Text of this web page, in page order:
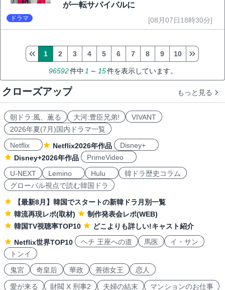
が一転サバイバルに
ドラマ [08月07日18時30分]
96592件中 1 ～ 15件を表示しています。
1 2 3 4 5 6 7 8 9 10
クローズアップ もっと見る
朝ドラ:風、薫る 大河:豊臣兄弟!
VIVANT
2026年夏(7月)国内ドラマ一覧
Netflix
Netflix2026年作品
Disney+
Disney+2026年作品
PrimeVideo
U-NEXT
Lemino Hulu
韓ドラ歴史コラム
グローバル視点で読む韓国ドラ
【最新8月】韓国でスタートの新韓ドラ月別一覧
韓流再現レポ(取材)
制作発表会レポ(WEB)
韓国TV視聴率TOP10
どこよりも詳しい!キャスト紹介
Netflix世界TOP10
ヘチ 王座への道 馬医
イ・サン
トンイ
鬼宮
奇皇后 華政 善徳女王 恋人
愛が来る 財閥 X 刑事2 夫婦の結末 マンションのお仕事